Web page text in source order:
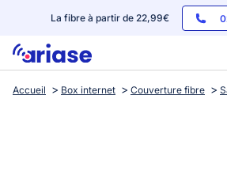
La fibre à partir de 22,99€
Box internet
Accueil Box internet Couverture fibre